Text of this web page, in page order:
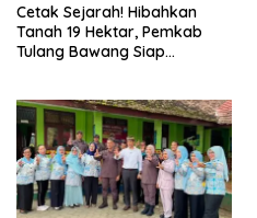
Cetak Sejarah! Hibahkan
Tanah 19 Hektar, Pemkab
Tulang Bawang Siap
Lampung